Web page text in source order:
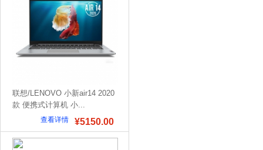
联想/LENOVO 小新air14 2020
款 便携式计算机 小...
¥5150.00
查看详情